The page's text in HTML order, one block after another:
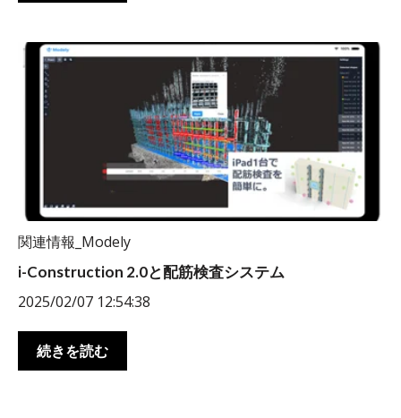
関連情報_Modely
i-Construction 2.0と配筋検査システム
2025/02/07 12:54:38
続きを読む